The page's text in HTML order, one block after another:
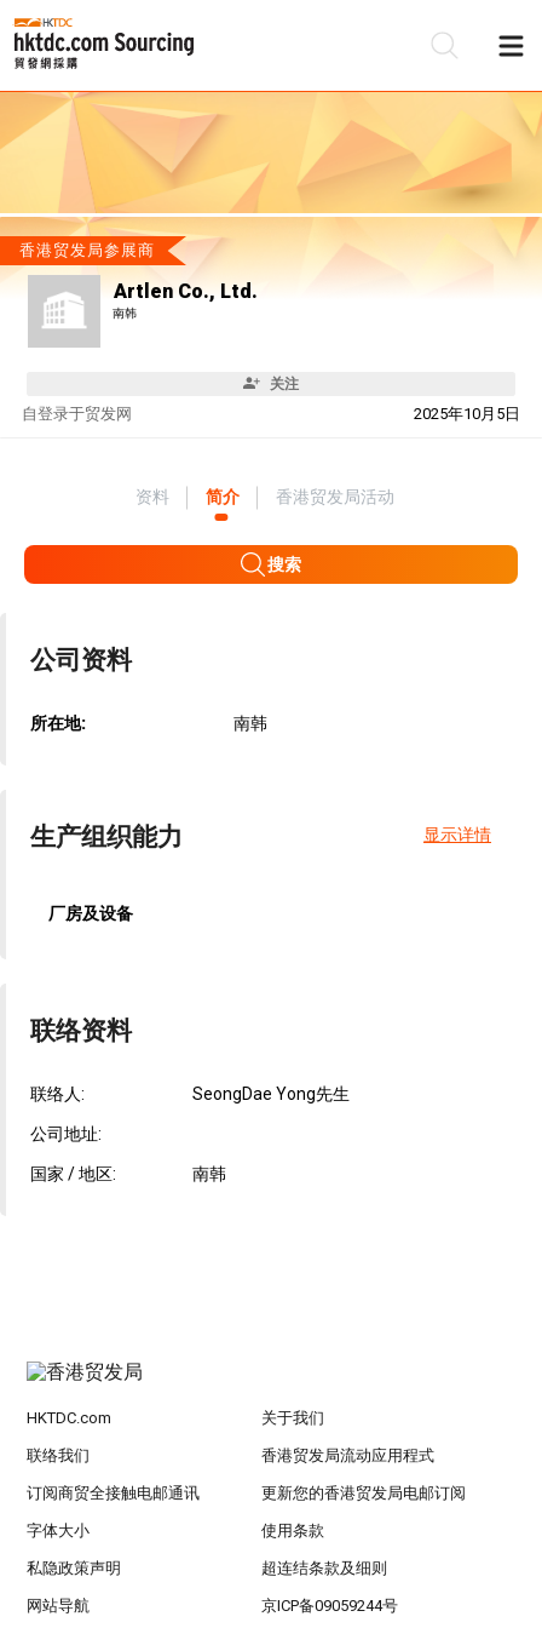
香港贸发局参展商
Artlen Co., Ltd.
南韩
关注
自 2025年10月5日
登录于贸发网
资料 简介 香港贸发局活动
搜索
公司资料
所在地: 南韩
生产组织能力 显示详情
厂房及设备
联络资料
联络人: SeongDae Yong先生
公司地址:
国家 / 地区: 南韩
HKTDC.com 关于我们
联络我们 香港贸发局流动应用程式
订阅商贸全接触电邮通讯 更新您的香港贸发局电邮订阅
字体大小 使用条款
私隐政策声明 超连结条款及细则
网站导航 京ICP备09059244号